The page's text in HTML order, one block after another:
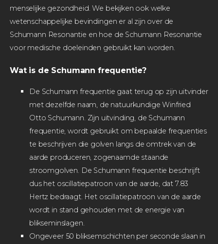
menselijke gezondheid. We bekijken ook welke
wetenschappelijke bevindingen er al zijn over de
Schumann Resonantie en hoe de Schumann Resonantie
voor medische doeleinden gebruikt kan worden.
Wat is de Schumann frequentie?
De Schumann frequentie gaat terug op zijn uitvinder
met dezelfde naam, de natuurkundige Winfried
Otto Schumann. Zijn uitvinding, de Schumann
frequentie, wordt gebruikt om bepaalde frequenties
te beschrijven die golven langs de omtrek van de
aarde produceren, zogenaamde staande
stroomgolven. De Schumann frequentie beschrijft
dus het oscillatiepatroon van de aarde, dat 7.83
Hertz bedraagt. Het oscillatiepatroon van de aarde
wordt in stand gehouden met de energie van
blikseminslagen.
Ongeveer 50 bliksemschichten per seconde slaan in